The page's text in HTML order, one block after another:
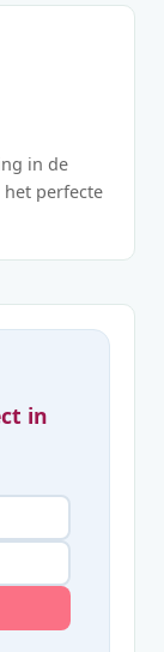
in de
perfecte
in